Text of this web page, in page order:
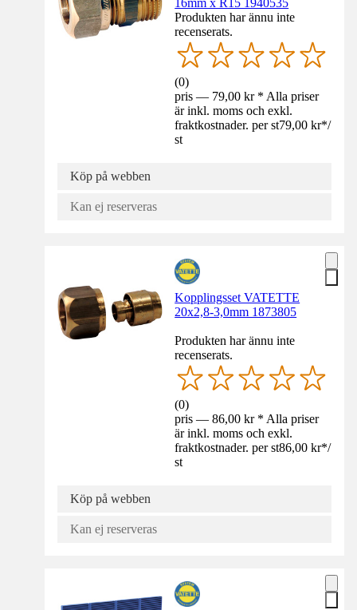
Produkten har ännu inte
recenserats.
(0)
pris — 79,00 kr * Alla priser
är inkl. moms och exkl.
fraktkostnader. per st79,00 kr*/
st
Köp på webben
Kan ej reserveras
Kopplingsset VATETTE
20x2,8-3,0mm 1873805
Produkten har ännu inte
recenserats.
(0)
pris — 86,00 kr * Alla priser
är inkl. moms och exkl.
fraktkostnader. per st86,00 kr*/
st
Köp på webben
Kan ej reserveras